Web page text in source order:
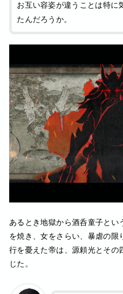
お互い容姿が違うことは特に
たんだろうか。
あるとき地獄から酒呑童子とい
を焼き、女をさらい、暴虐の限
行を憂えた帝は、源頼光とその
じた。